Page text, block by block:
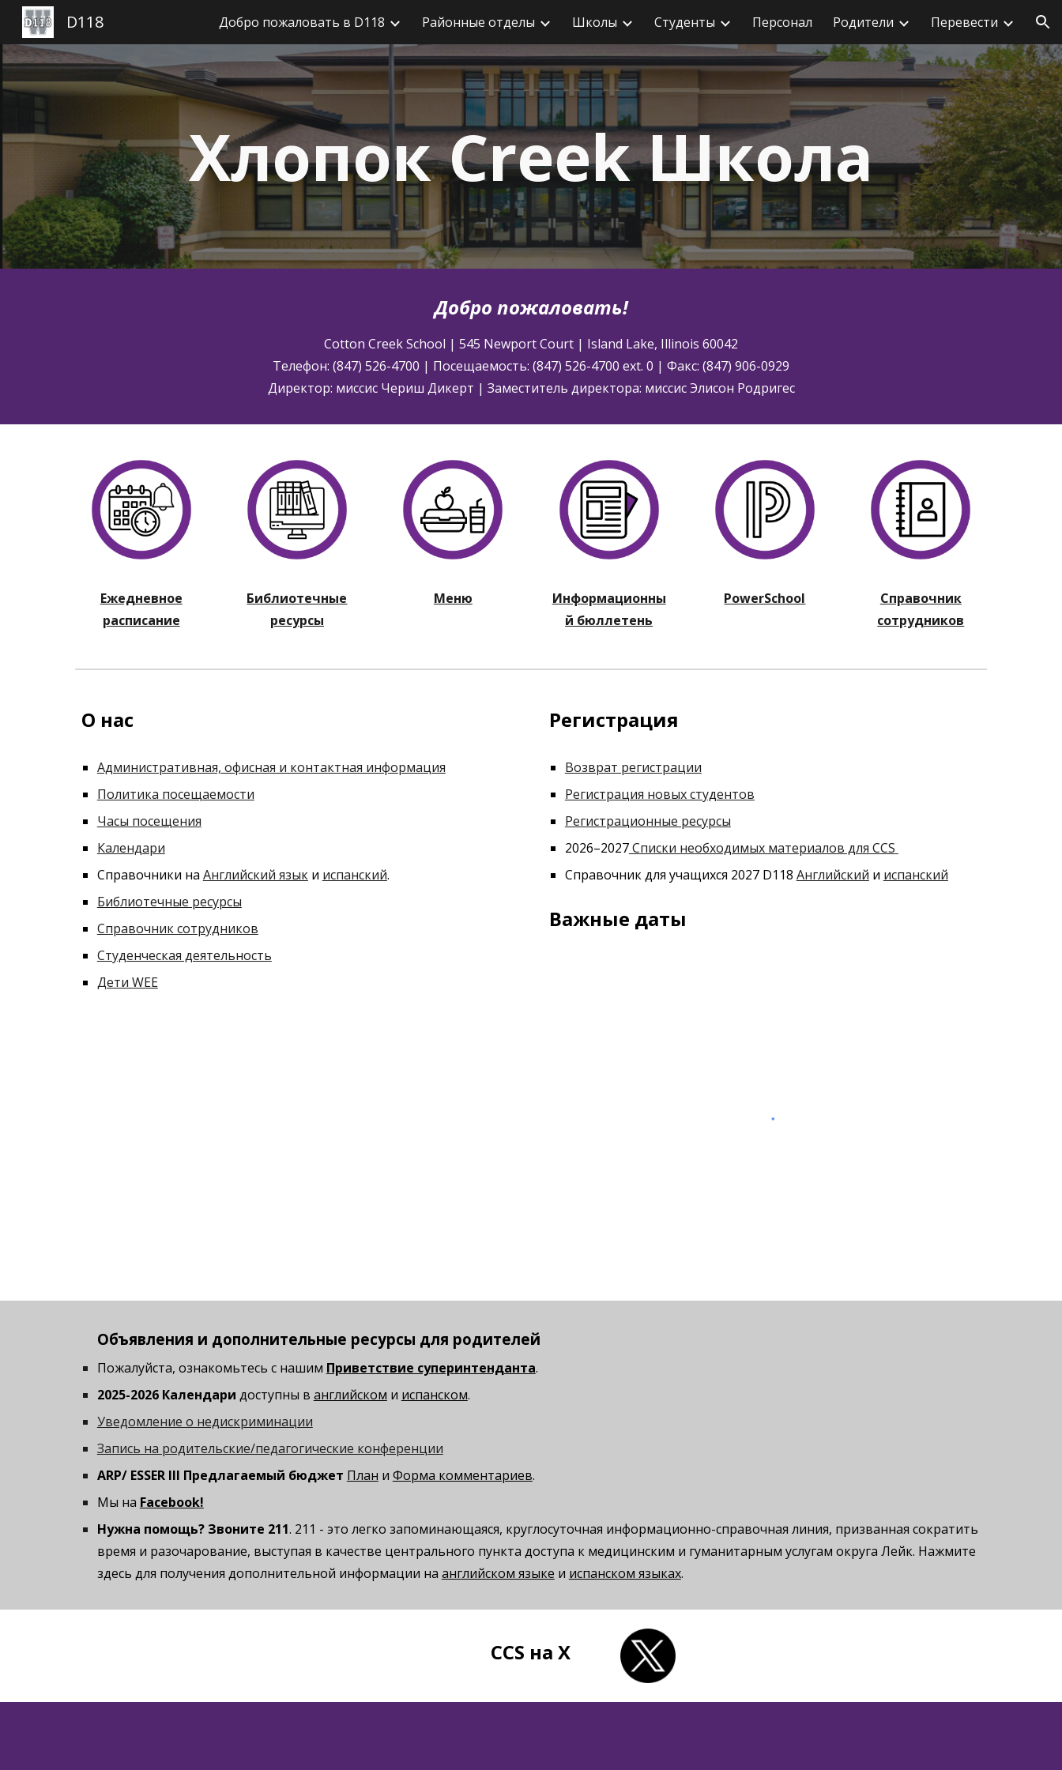
Перейти к основному содержанию Перейти к навигации
D118 Добро пожаловать в D118 Районные отделы Школы Студенты Персонал Родители Перевести
ХлопокCreekШкола
Добро пожаловать!
Cotton Creek School | 545 Newport Court | Island Lake, Illinois 60042
Телефон: (847) 526-4700 | Посещаемость: (847) 526-4700 ext. 0 | Факс: (847) 906-0929
Директор: миссис Чериш Дикерт | Заместитель директора: миссис Элисон Родригес
Ежедневное
расписание
Библиотечные
ресурсы
Меню
Информационны
й бюллетень
PowerSchool
Справочник
сотрудников
О нас
Административная, офисная и контактная информация
Политика посещаемости
Часы посещения
Календари
Справочники на Английский языки испанский.
Библиотечные ресурсы
Справочник сотрудников
Студенческая деятельность
Дети WEE
Регистрация
Возврат регистрации
Регистрация новых студентов
Регистрационные ресурсы
2026–2027Списки необходимых материалов для CCS
Справочник для учащихся 2027 D118 Английский и испанский
Важные даты
Объявления и дополнительные ресурсы для родителей
Пожалуйста, ознакомьтесь с нашим Приветствие суперинтенданта.
2025-2026Календари доступны в английском и испанском.
Уведомление о недискриминации
Запись на родительские/педагогические конференции
ARP/ ESSER III Предлагаемый бюджет План и Форма комментариев.
Мы на Facebook!
Нужна помощь? Звоните 211. 211 - это легко запоминающаяся, круглосуточная информационно-справочная линия, призванная сократить
время и разочарование, выступая в качестве центрального пункта доступа к медицинским и гуманитарным услугам округа Лейк. Нажмите
здесь для получения дополнительной информации на английском языке и испанском языках.
CCS на X